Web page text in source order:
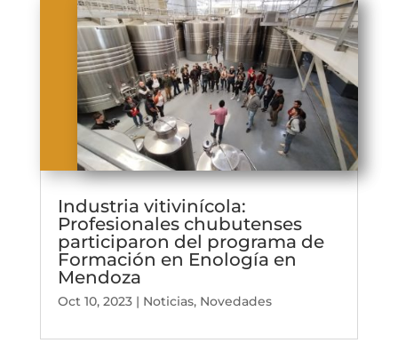
Industria vitivinícola:
Profesionales chubutenses
participaron del programa de
Formación en Enología en
Mendoza
Oct 10, 2023| Noticias, Novedades